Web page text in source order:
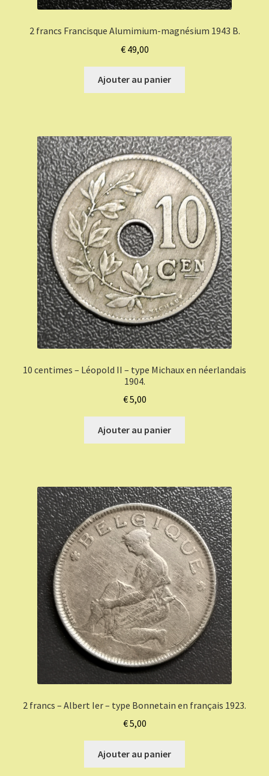
2 francs Francisque Alumimium-magnésium 1943 B.
€49,00
Ajouter au panier
10 centimes – Léopold II – type Michaux en néerlandais
1904.
€5,00
Ajouter au panier
2 francs – Albert Ier – type Bonnetain en français 1923.
€5,00
Ajouter au panier